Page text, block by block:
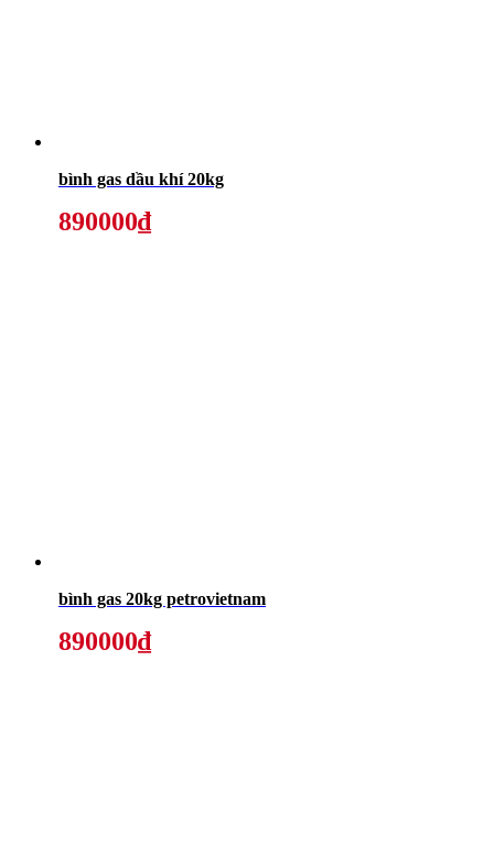
bình gas dầu khí 20kg
890000₫
bình gas 20kg petrovietnam
890000₫